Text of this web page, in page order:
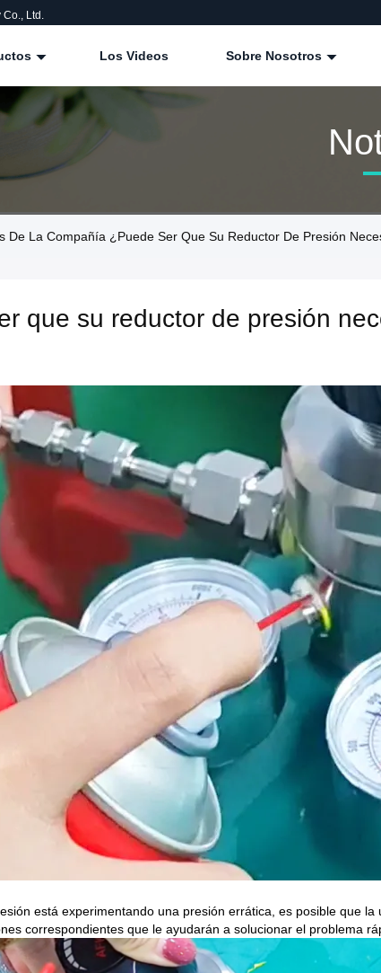
Co., Ltd.
Los Videos Sobre Nosotros
De La Compañía ¿Puede Ser Que Su Reductor De Presión
que su reductor de presión
está experimentando una presión errática, es posible que
correspondientes que le ayudarán a solucionar el problema